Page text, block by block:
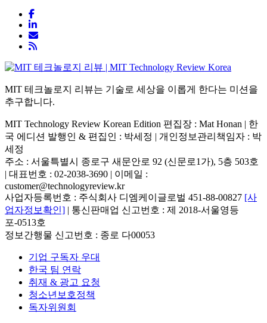
MIT 테크놀로지 리뷰는 기술로 세상을 이롭게 한다는 미션을
추구합니다.
MIT Technology Review Korean Edition 편집장 : Mat Honan | 한
국 에디션 발행인 & 편집인 : 박세정 | 개인정보관리책임자 : 박
세정
주소 : 서울특별시 종로구 새문안로 92 (신문로1가), 5층 503호
| 대표번호 : 02-2038-3690 | 이메일 :
customer@technologyreview.kr
사업자등록번호 : 주식회사 디엠케이글로벌 451-88-00827 [사
업자정보확인] | 통신판매업 신고번호 : 제 2018-서울영등
포-0513호
정보간행물 신고번호 : 종로 다00053
기업 구독자 우대
한국 팀 연락
취재 & 광고 요청
청소년보호정책
독자위원회